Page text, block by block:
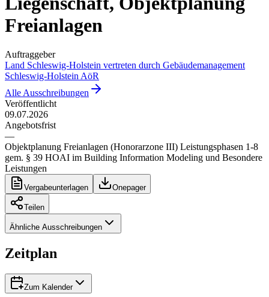
Freianlagen
Auftraggeber
Land Schleswig-Holstein vertreten durch Gebäudemanagement
Schleswig-Holstein AöR
Alle Ausschreibungen
Veröffentlicht
09.07.2026
Angebotsfrist
—
Objektplanung Freianlagen (Honorarzone III) Leistungsphasen 1-8
gem. § 39 HOAI im Building Information Modeling und Besondere
Leistungen
Vergabeunterlagen Onepager
Teilen
Ähnliche Ausschreibungen
Zeitplan
Zum Kalender